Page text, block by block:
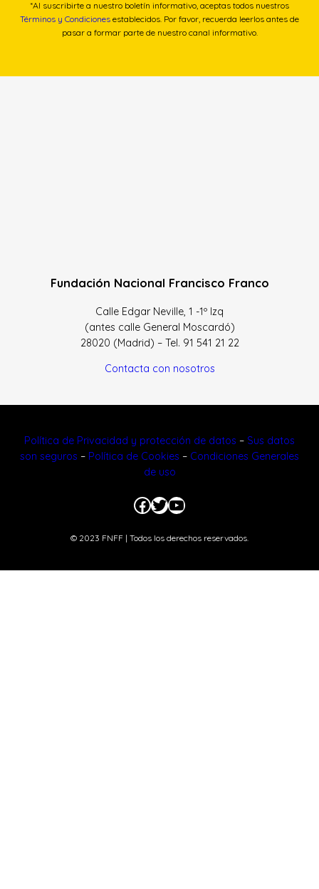
*Al suscribirte a nuestro boletín informativo, aceptas todos nuestros
Términos y Condiciones establecidos. Por favor, recuerda leerlos antes de
pasar a formar parte de nuestro canal informativo.
Fundación Nacional Francisco Franco
Calle Edgar Neville, 1 -1º Izq
(antes calle General Moscardó)
28020 (Madrid) – Tel. 91 541 21 22
Contacta con nosotros
Política de Privacidad y protección de datos – Sus datos
son seguros – Política de Cookies – Condiciones Generales
de uso
Facebook
Twitter
YouTube
© 2023 FNFF | Todos los derechos reservados.